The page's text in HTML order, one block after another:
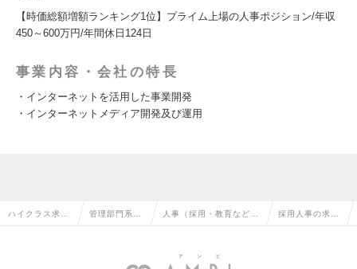
【時価総額増額ランキング1位】プライム上場の人事ポジション/年収
450～600万円/年間休日124日
事業内容・会社の特長
・インターネットを活用した事業開発
・インターネットメディア開発及び運用
ハイクラス求人 管理部門系の 人事（採用・教育など） 採用人事の求人